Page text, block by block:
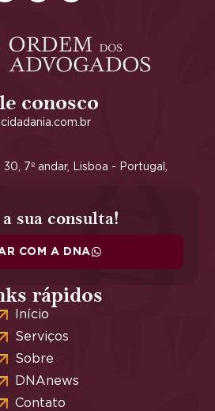
conosco
7º andar, Lisboa - Portugal,
sua consulta!
COM A DNA
rápidos
Início
Serviços
Sobre
DNAnews
Contato